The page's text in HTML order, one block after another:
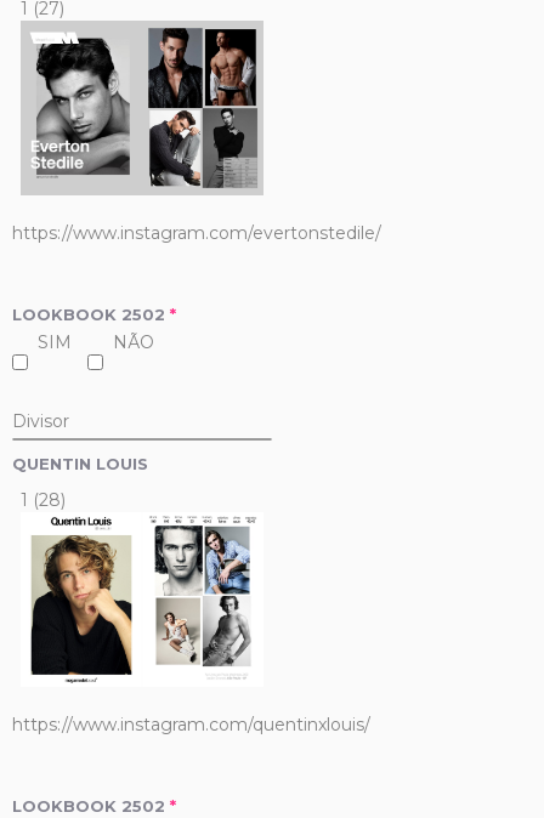
1 (27)
https://www.instagram.com/evertonstedile/
LOOKBOOK 2502 *
SIM NÃO
Divisor
QUENTIN LOUIS
1 (28)
https://www.instagram.com/quentinxlouis/
LOOKBOOK 2502 *